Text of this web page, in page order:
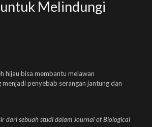
Melindungi
hijau bisa membantu melawan
penyebab serangan jantung dan
dari sebuah studi dalam Journal of Biological